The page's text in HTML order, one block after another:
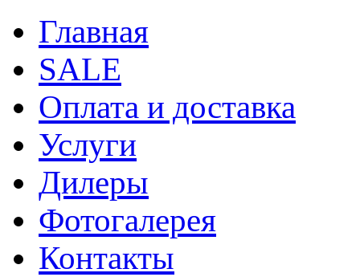
Главная
SALE
Оплата и доставка
Услуги
Дилеры
Фотогалерея
Контакты